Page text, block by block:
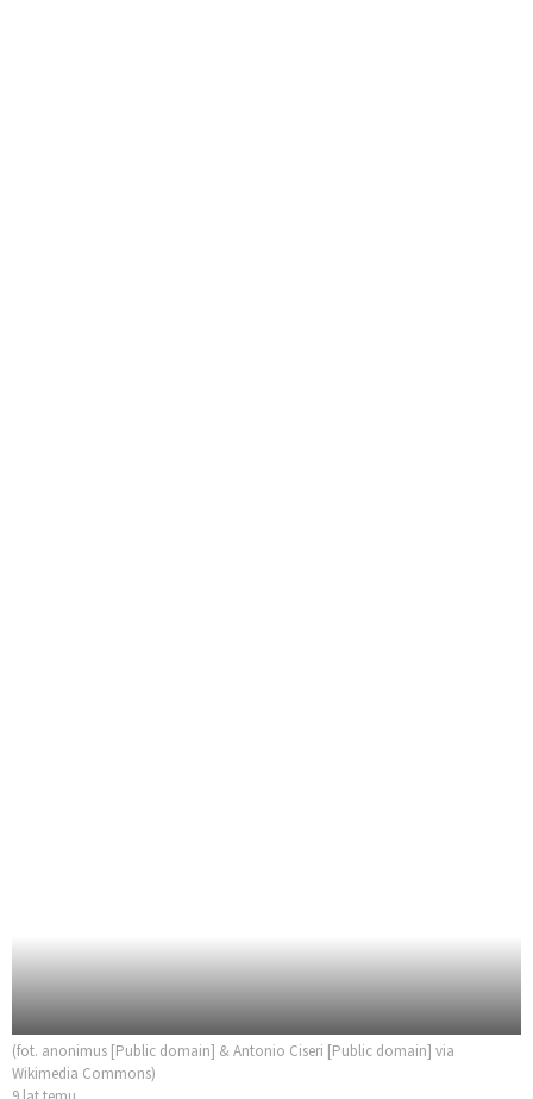
(fot. anonimus [Public domain] & Antonio Ciseri [Public domain] via
Wikimedia Commons)